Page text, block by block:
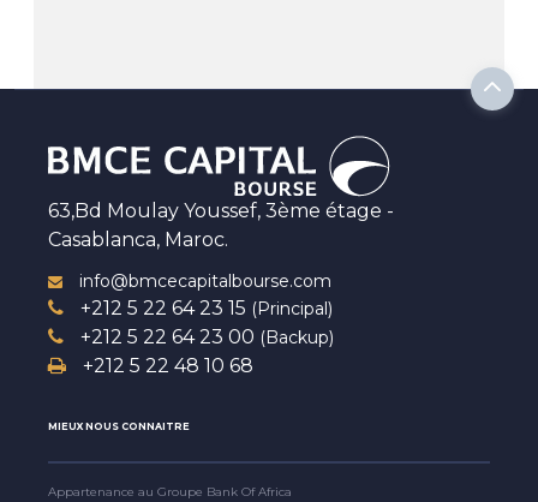
63,Bd Moulay Youssef, 3ème étage -
Casablanca, Maroc.
info@bmcecapitalbourse.com
+212 5 22 64 23 15 (Principal)
+212 5 22 64 23 00 (Backup)
+212 5 22 48 10 68
MIEUX NOUS CONNAITRE
Appartenance au Groupe Bank Of Africa